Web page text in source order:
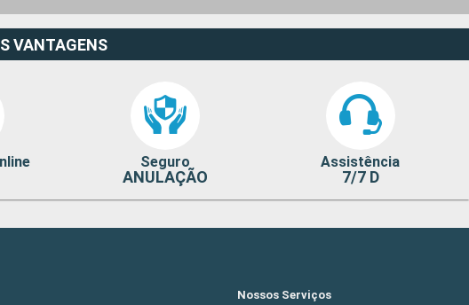
VANTAGENS
Seguro
ANULAÇÃO
Assistência
7/7 D
Nossos Serviços